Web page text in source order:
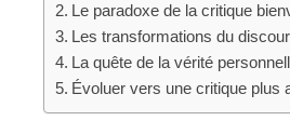
Le paradoxe de la critique
Les transformations du
La quête de la vérité
Évoluer vers une critique plus